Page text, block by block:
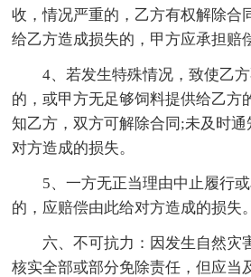
收，情况严重的，乙方有权解除合
给乙方造成损失的，甲方应承担赔
4、若发生特殊情况，致使乙
的，或甲方无足够饲料提供给乙方
知乙方，双方可解除合同;未及时
对方造成的损失。
5、一方无正当理由中止履行
的，应赔偿由此给对方造成的损失。
六、不可抗力：因发生自然灾
核实全部或部分免除责任，但应当